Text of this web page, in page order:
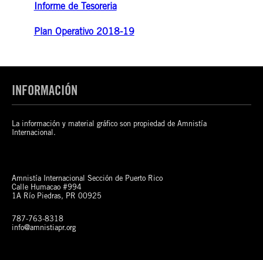
​Informe de Tesoreria
Plan Operativo 2018-19
INFORMACIÓN
La información y material gráfico son propiedad de Amnistía
Internacional.
Amnistía Internacional Sección de Puerto Rico
Calle Humacao #994
1A Río Piedras, PR 00925
787-763-8318
info@amnistiapr.org